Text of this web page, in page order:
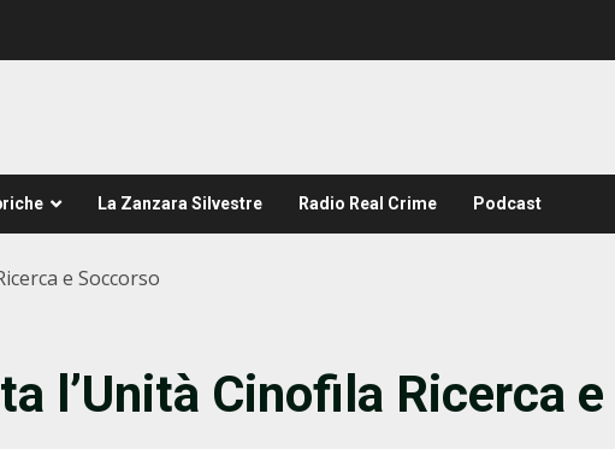
La Zanzara Silvestre Radio Real Crime Podcast
e Soccorso
l’Unità Cinofila Ricerca e